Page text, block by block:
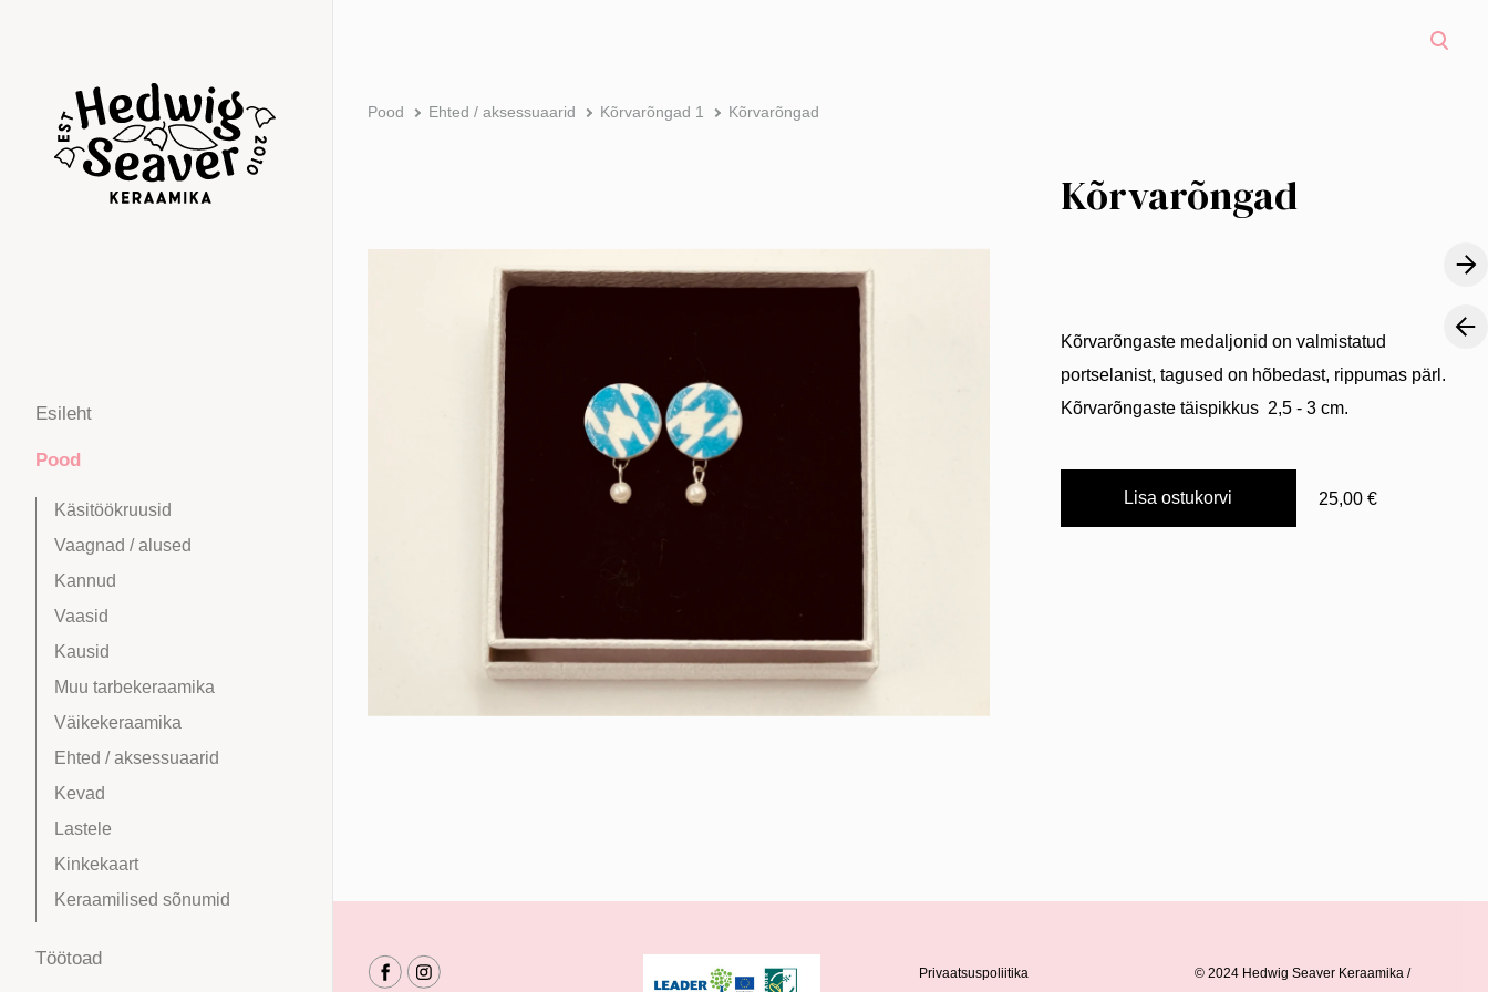
Esileht
Pood
Käsitöökruusid
Vaagnad / alused
Kannud
Vaasid
Kausid
Muu tarbekeraamika
Väikekeraamika
Ehted / aksessuaarid
Kevad
Lastele
Kinkekaart
Keraamilised sõnumid
Töötoad
Pood Ehted / aksessuaarid Kõrvarõngad 1 Kõrvarõngad
Kõrvarõngad
Kõrvarõngaste medaljonid on valmistatud
portselanist, tagused on hõbedast, rippumas pärl.
Kõrvarõngaste täispikkus 2,5 - 3 cm.
Lisa ostukorvi 25,00 €
Privaatsuspoliitika © 2024 Hedwig Seaver Keraamika /